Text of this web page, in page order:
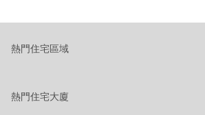
熱門住宅區域
熱門住宅大廈